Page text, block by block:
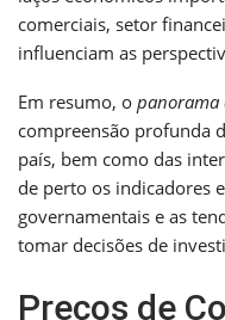
comerciais, setor
influenciam as
Em resumo, o panorama
compreensão profunda
país, bem como das
de perto os indicadores
governamentais e as
tomar decisões de
Preços de